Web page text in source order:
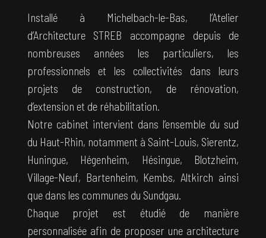
Installé à Michelbach-le-Bas, l’Atelier
d’Architecture STREB accompagne depuis de
nombreuses années les particuliers, les
professionnels et les collectivités dans leurs
projets de construction, de rénovation,
d’extension et de réhabilitation.
Notre cabinet intervient dans l’ensemble du sud
du Haut-Rhin, notamment à Saint-Louis, Sierentz,
Huningue, Hégenheim, Hésingue, Blotzheim,
Village-Neuf, Bartenheim, Kembs, Altkirch ainsi
que dans les communes du Sundgau.
Chaque projet est étudié de manière
personnalisée afin de proposer une architecture